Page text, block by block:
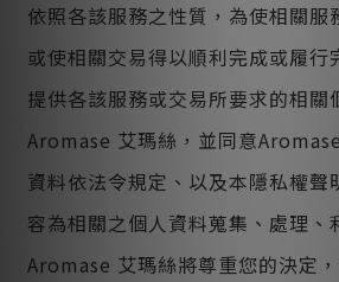
依照各該服務之性質，為使相關服
或使相關交易得以順利完成或履行
提供各該服務或交易所要求的相關
Aromase 艾瑪絲，並同意
資料依法令規定、以及本隱私權聲
容為相關之個人資料蒐集、處理、
Aromase 艾瑪絲將尊重您的決定